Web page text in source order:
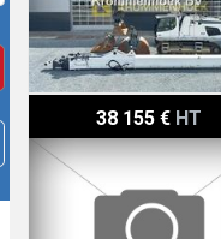
38 155 € HT
Komatsu PC88MR-10